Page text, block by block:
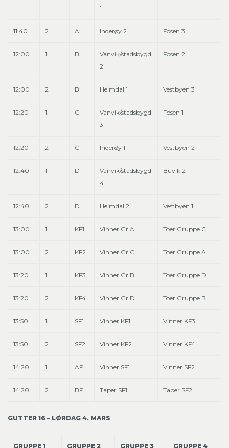
1
11:40 2 A Inderøy 2 Fosen 3
12:00 1 B
Vanvik/stadsbygd
2
Fosen 2
12:00 2 B Heimdal 1 Vestbyen 3
12:20 1 C
Vanvik/stadsbygd
3
Fosen 1
12:20 2 C Inderøy 1 Vestbyen 2
12:40 1 D
Vanvik/stadsbygd
4
Buvik 2
12:40 2 D Heimdal 2 Vestbyen 1
13:00 1 KF1 Vinner Gr A Toer Gruppe C
13:00 2 KF2 Vinner Gr C Toer Gruppe A
13:20 1 KF3 Vinner Gr B Toer Gruppe D
13:20 2 KF4 Vinner Gr D Toer Gruppe B
13:50 1 SF1 Vinner KF1 Vinner KF3
13:50 2 SF2 Vinner KF2 Vinner KF4
14:20 1 AF Vinner SF1 Vinner SF2
14:20 2 BF Taper SF1 Taper SF2
GUTTER 16 – LØRDAG 4. MARS
GRUPPE 1 GRUPPE 2 GRUPPE 3 GRUPPE 4